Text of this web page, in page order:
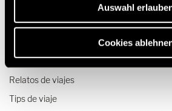
Auswahl
Cookies
Tecnología e innovación
Configurador autocaravanas y
Viajes & Experiencias
Relatos de viajes
Tips de viaje